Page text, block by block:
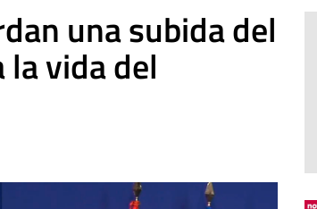
de cada díaBlog De paso…
Blog Eutopía
Tribuna
una subida del
vida del